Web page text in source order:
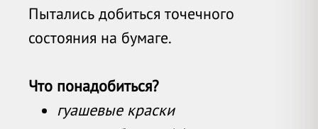
Пытались добиться точечного
состояния на бумаге.
Что понадобиться?
гуашевые краски